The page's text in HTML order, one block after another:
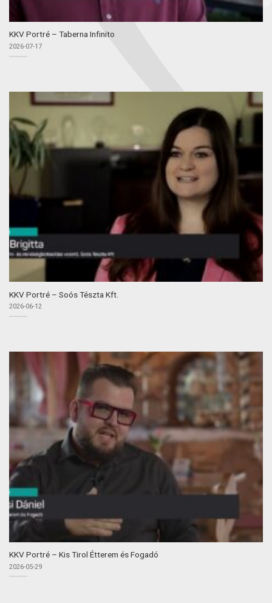
KKV Portré – Taberna Infinito
2026-07-17
KKV Portré – Soós Tészta Kft.
2026-06-12
KKV Portré – Kis Tirol Étterem és Fogadó
2026-05-29